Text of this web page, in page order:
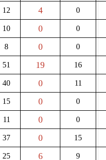
12 4 0
10 0 0
8 0 0
51 19 16
40 0 11
15 0 0
11 0 0
37 0 15
25 6 9